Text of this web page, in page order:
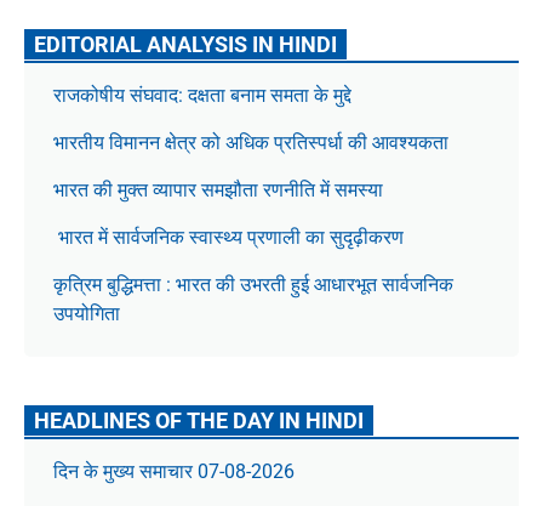
EDITORIAL ANALYSIS IN HINDI
राजकोषीय संघवाद: दक्षता बनाम समता के मुद्दे
भारतीय विमानन क्षेत्र को अधिक प्रतिस्पर्धा की आवश्यकता
भारत की मुक्त व्यापार समझौता रणनीति में समस्या
भारत में सार्वजनिक स्वास्थ्य प्रणाली का सुदृढ़ीकरण
कृत्रिम बुद्धिमत्ता : भारत की उभरती हुई आधारभूत सार्वजनिक
उपयोगिता
HEADLINES OF THE DAY IN HINDI
दिन के मुख्य समाचार 07-08-2026